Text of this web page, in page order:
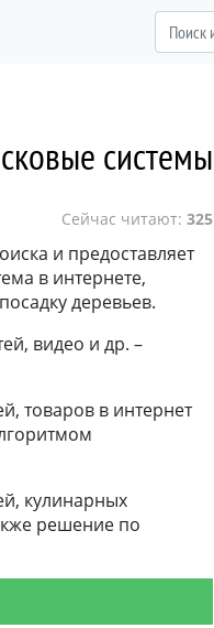
системы
Сейчас читают: 325
и предоставляет
в интернете,
деревьев.
видео и др. –
товаров в интернет
кулинарных
решение по